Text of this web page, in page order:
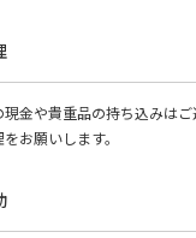
金や貴重品の持ち込みはご
お願いします。